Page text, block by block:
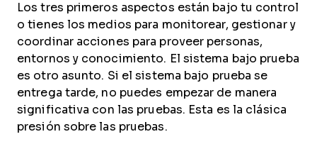
Los tres primeros aspectos están bajo tu control
o tienes los medios para monitorear, gestionar y
coordinar acciones para proveer personas,
entornos y conocimiento. El sistema bajo prueba
es otro asunto. Si el sistema bajo prueba se
entrega tarde, no puedes empezar de manera
significativa con las pruebas. Esta es la clásica
presión sobre las pruebas.